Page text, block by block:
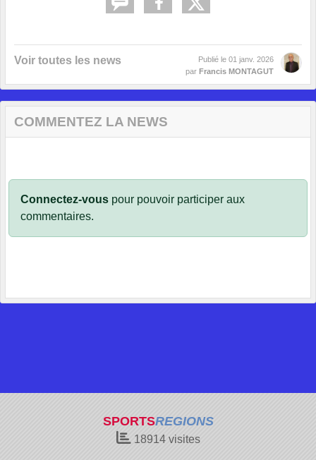
Voir toutes les news Publié le 01 janv. 2026
par Francis MONTAGUT
COMMENTEZ LA NEWS
Connectez-vous pour pouvoir participer aux
commentaires.
SPORTSREGIONS
18914visites